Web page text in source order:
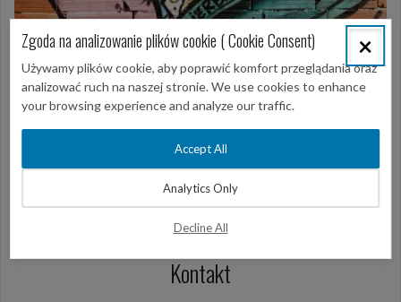
22 stycznia 2018
Kontakt
×
Zgoda na analizowanie plików cookie ( Cookie Consent)
Używamy plików cookie, aby poprawić komfort przeglądania oraz
analizować ruch na naszej stronie. We use cookies to enhance
your browsing experience and analyze our traffic.
Accept All
Analytics Only
Decline All